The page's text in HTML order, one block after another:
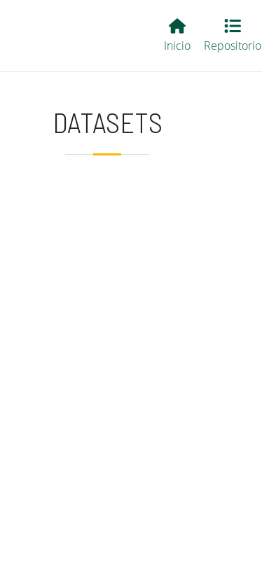
Main EvALL
Inicio Repositorio
DATASETS